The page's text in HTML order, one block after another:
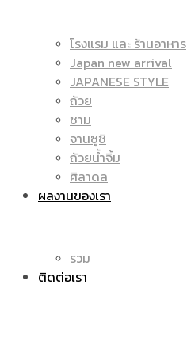
สกรีน
โลโก้
แก้ว
โรงแรม และ ร้านอาหาร
Japan new arrival
JAPANESE STYLE
ถ้วย
ชาม
จานซูชิ
ถ้วยน้ำจิ้ม
ศิลาดล
ผลงานของเรา
รวม
ติดต่อเรา